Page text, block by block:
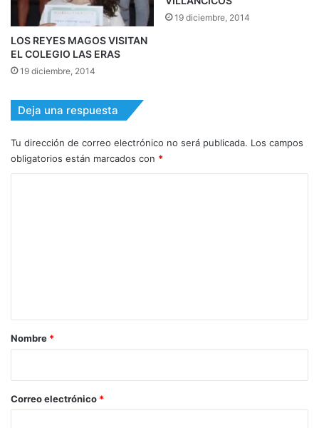
LOS REYES MAGOS VISITAN
EL COLEGIO LAS ERAS
19 diciembre, 2014
19 diciembre, 2014
Deja una respuesta
Tu dirección de correo electrónico no será publicada. Los campos
obligatorios están marcados con *
r
*
Nombre *
Correo electrónico *